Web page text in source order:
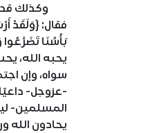
وكذلك قدر
يحبه الله،
سواه، وإن
-عزوجل-
المسلمين-
يحادون الله